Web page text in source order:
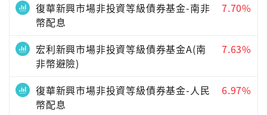
復華新興市場非投資等級債券基金-南非
幣配息
7.70%
宏利新興市場非投資等級債券基金A(南
非幣避險)
7.63%
復華新興市場非投資等級債券基金-人民
幣配息
6.97%